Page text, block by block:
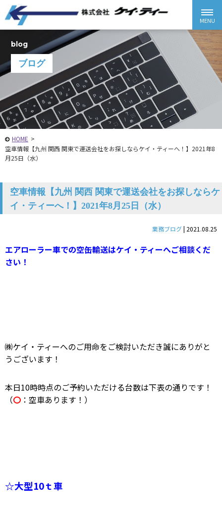
blog
ブログ
HOME >
空車情報【九州 関西 関東で運送会社をお探しならケイ・ティーへ！】2021年8
月25日（水）
空車情報【九州 関西 関東で運送会社をお探しならケ
イ・ティーへ！】2021年8月25日（水）
業務ブログ| 2021.08.25
エアローラー車での空缶輸送はケイ・ティーへご相談くだ
さい！
㈱ケイ・ティーへのご用命をご検討いただき誠にありがと
うございます！
本日10時時点のご予約いただける台数は下表の通りです！
（〇 ：空車あります！）
☆大型10ｔ車